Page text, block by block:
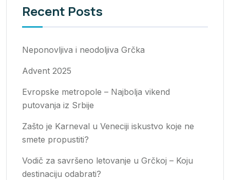
Recent Posts
Neponovljiva i neodoljiva Grčka
Advent 2025
Evropske metropole – Najbolja vikend
putovanja iz Srbije
Zašto je Karneval u Veneciji iskustvo koje ne
smete propustiti?
Vodič za savršeno letovanje u Grčkoj – Koju
destinaciju odabrati?